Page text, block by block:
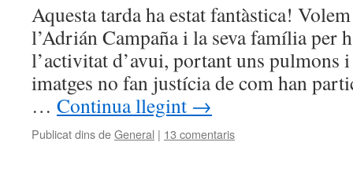
Aquesta tarda ha estat fantàstica!
l’Adrián Campaña i la seva família per
l’activitat d’avui, portant uns pulmons
imatges no fan justícia de com han
… Continua llegint →
Publicat dins deGeneral | 13 comentaris